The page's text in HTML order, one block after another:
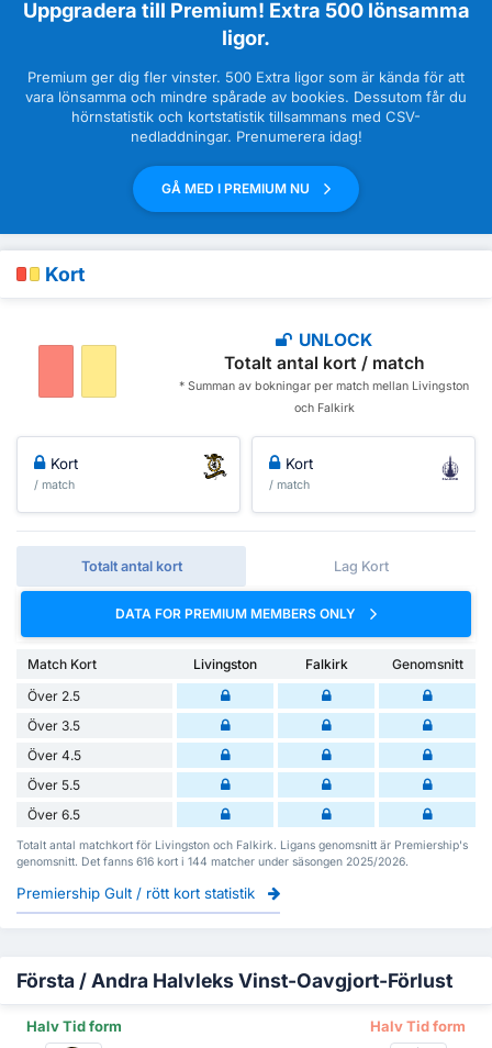
Uppgradera till Premium! Extra 500 lönsamma
ligor.
Premium ger dig fler vinster. 500 Extra ligor som är kända för att
vara lönsamma och mindre spårade av bookies. Dessutom får du
hörnstatistik och kortstatistik tillsammans med CSV-
nedladdningar. Prenumerera idag!
GÅ MED I PREMIUM NU
Kort
UNLOCK
Totalt antal kort / match
* Summan av bokningar per match mellan Livingston
och Falkirk
Kort
/ match
Kort
/ match
Totalt antal kort Lag Kort
DATA FOR PREMIUM MEMBERS ONLY
Match Kort Livingston Falkirk
Genomsnitt
Över 2.5
Över 3.5
Över 4.5
Över 5.5
Över 6.5
Totalt antal matchkort för Livingston och Falkirk. Ligans genomsnitt är Premiership's
genomsnitt. Det fanns 616 kort i 144 matcher under säsongen 2025/2026.
Premiership Gult / rött kort statistik
Första / Andra Halvleks Vinst-Oavgjort-Förlust
Halv Tid form Halv Tid form